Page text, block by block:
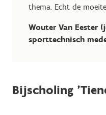
thema. Echt de
Wouter Van Eester
sporttechnisch
Bijscholing